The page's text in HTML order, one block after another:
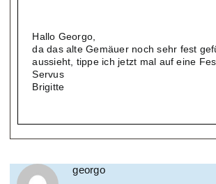
Hallo Georgo,
da das alte Gemäuer noch sehr fest
aussieht, tippe ich jetzt mal auf eine
Servus
Brigitte
georgo